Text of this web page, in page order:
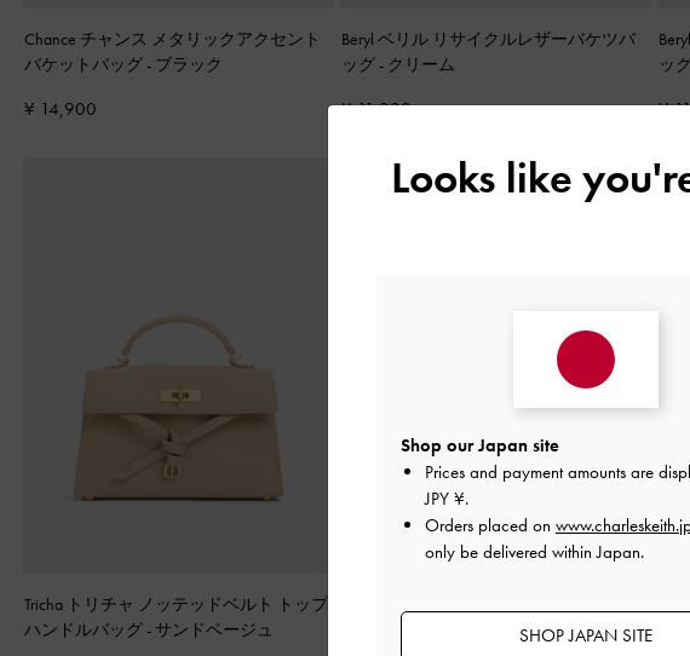
Chance チャンス メタリックアクセント
バケットバッグ - ブラック
¥ 14,900
Beryl ベリル リサイクルレザーバケツバ
ッグ - クリーム
¥ 11,900
ッ
¥
Tricha トリチャ ノッテッドベルト トップ
ハンドルバッグ -サンドベージュ ピーカンブラウン
Looks like
Shop our Japan site
Prices and payment amounts are
JPY ¥.
Orders placed on
only be delivered within Japan.
SHOP JAPAN SITE